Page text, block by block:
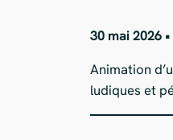
30 mai 2026
Animation
ludiques et